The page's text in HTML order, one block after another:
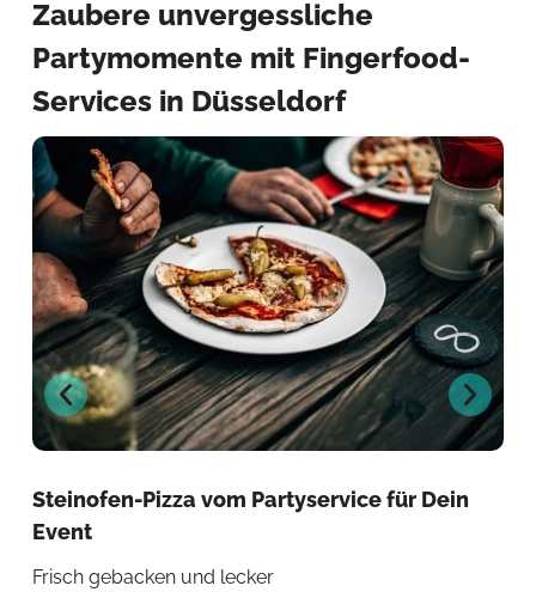
Zaubere unvergessliche
Partymomente mit Fingerfood-
Services in Düsseldorf
Steinofen-Pizza vom Partyservice für Dein
Event
Frisch gebacken und lecker